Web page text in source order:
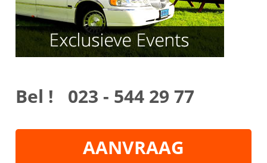
Bel ! 023 - 544 29 77
AANVRAAG